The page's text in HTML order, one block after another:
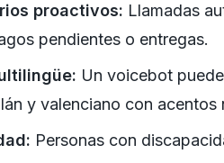
proactivos: Llamadas
pendientes o entregas.
Un voicebot
y valenciano con acentos
Personas con